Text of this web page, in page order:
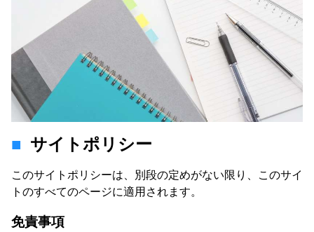
サイトポリシー
このサイトポリシーは、別段の定めがない限り、このサイ
トのすべてのページに適用されます。
免責事項